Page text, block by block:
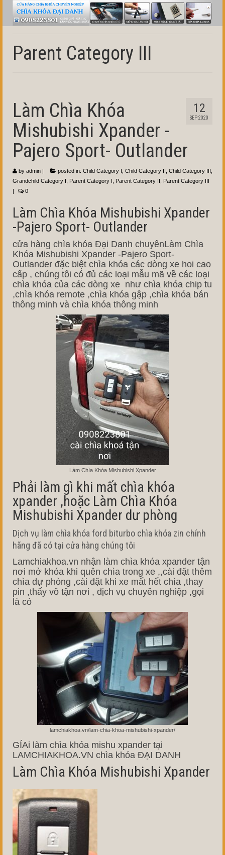
Parent Category III
12
SEP 2020
Làm Chìa Khóa
Mishubishi Xpander -
Pajero Sport- Outlander
by admin | posted in: Child Category I Child Category II Child Category III
Grandchild Category I
Parent Category I Parent Category II
Parent Category III
|
0
Làm Chìa Khóa Mishubishi Xpander
-Pajero Sport- Outlander
cửa hàng chìa khóa Đại Danh chuyênLàm Chìa
Khóa Mishubishi Xpander -Pajero Sport-
Outlander đặc biệt chìa khóa các dòng xe hoi cao
cấp , chúng tôi có đủ các loại mẫu mã về các loại
chìa khóa của các dòng xe như chìa khóa chip tu
,chìa khóa remote ,chìa khóa gập ,chìa khóa bán
thông minh và chìa khóa thông minh
Làm Chìa Khóa Mishubishi Xpander
Phải làm gì khi mất chìa khóa
xpander ,hoặc Làm Chìa Khóa
Mishubishi Xpander dư phòng
Dịch vụ làm chìa khóa ford biturbo chìa khóa zin chính
hãng đã có tại cửa hàng chúng tôi
Lamchiakhoa.vn nhận làm chìa khóa xpander tận
nơi mở khóa khi quên chìa trong xe ,,cài đặt thêm
chìa dự phòng ,cài đặt khi xe mất hết chìa ,thay
pin ,thấy vô tận nơi , dịch vụ chuyên nghiệp ,gọi
là có
lamchiakhoa.vn/lam-chia-khoa-mishubishi-xpander/
GÍAi làm chìa khóa mishu xpander tại
LAMCHIAKHOA.VN chìa khóa ĐẠI DANH
Làm Chìa Khóa Mishubishi Xpander